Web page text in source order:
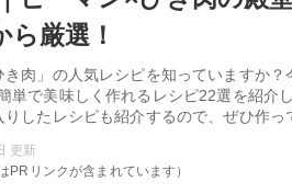
ら厳選！
き肉」の人気レシピを知っていますか
単で美味しく作れるレシピ22選を紹介
したレシピも紹介するので、ぜひ作っ
更新
PRリンクが含まれています）